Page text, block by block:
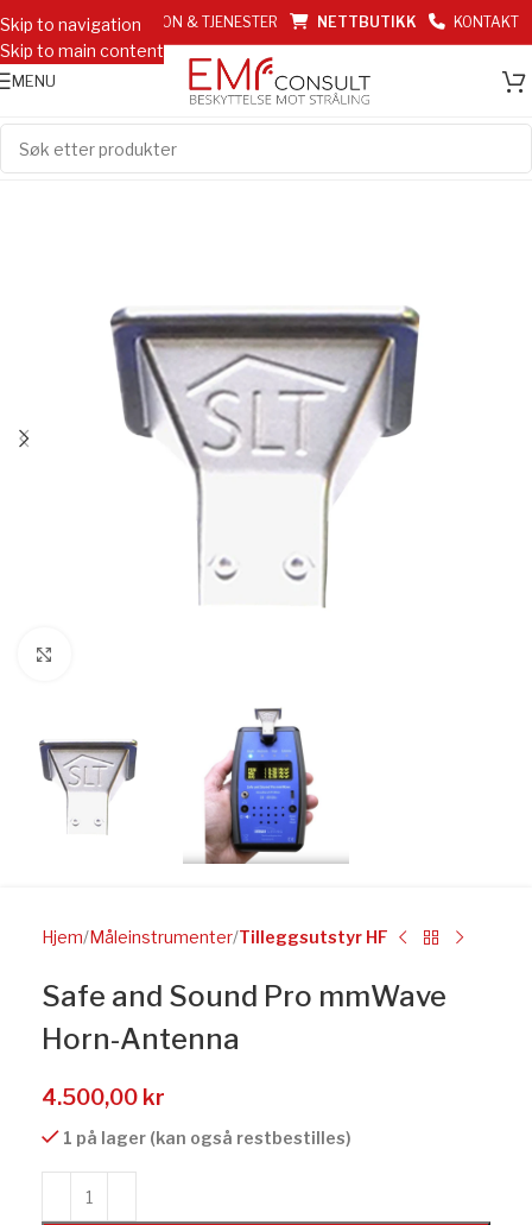
Skip to navigation
Skip to main content
EMF INFORMASJON & TJENESTER NETTBUTIKK KONTAKT
MENU
Hjem Måleinstrumenter Tilleggsutstyr HF
Safe and Sound Pro mmWave
Horn-Antenna
4.500,00 kr
1 på lager (kan også restbestilles)